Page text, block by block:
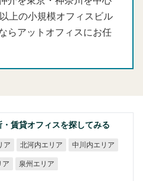
上の小規模オフィスビル
らアットオフィスにお任
賃貸オフィスを探してみる
ア 北河内エリア 中川内エリア
ア 泉州エリア